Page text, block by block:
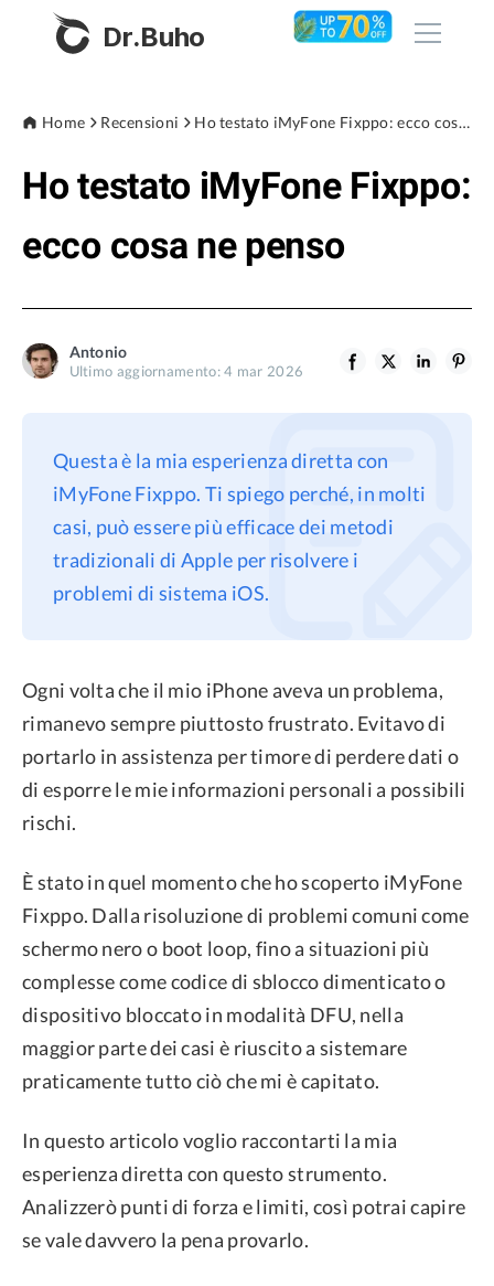
Dr.Buho
Prodotti
BuhoRepair
BuhoNTFS
BuhoBarX
Negozio
Chi siamo
Supporto
Privacy
Termini
Home Recensioni Ho testato iMyFone Fixppo: ecco cosa ne penso
Ho testato iMyFone Fixppo:
ecco cosa ne penso
Antonio
Ultimo aggiornamento: 4 mar 2026
Questa è la mia esperienza diretta con
iMyFone Fixppo. Ti spiego perché, in molti
casi, può essere più efficace dei metodi
tradizionali di Apple per risolvere i
problemi di sistema iOS.
Ogni volta che il mio iPhone aveva un problema,
rimanevo sempre piuttosto frustrato. Evitavo di
portarlo in assistenza per timore di perdere dati o
di esporre le mie informazioni personali a possibili
rischi.
È stato in quel momento che ho scoperto iMyFone
Fixppo. Dalla risoluzione di problemi comuni come
schermo nero o boot loop, fino a situazioni più
complesse come codice di sblocco dimenticato o
dispositivo bloccato in modalità DFU, nella
maggior parte dei casi è riuscito a sistemare
praticamente tutto ciò che mi è capitato.
In questo articolo voglio raccontarti la mia
esperienza diretta con questo strumento.
Analizzerò punti di forza e limiti, così potrai capire
se vale davvero la pena provarlo.